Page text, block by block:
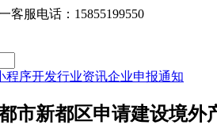
客服电话：15855199550
程序开发行业资讯企业申报通知
市新都区申请建设境